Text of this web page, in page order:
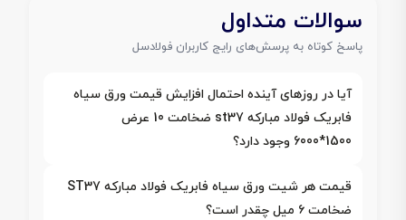
سوالات متداول
پاسخ کوتاه به پرسش‌های رایج کاربران فولادسل
آیا در روزهای آینده احتمال افزایش قیمت ورق سیاه
فابریک فولاد مبارکه st37 ضخامت 10 عرض
1500*6000 وجود دارد؟
قیمت هر شیت ورق سیاه فابریک فولاد مبارکه ST37
ضخامت ۶ میل چقدر است؟